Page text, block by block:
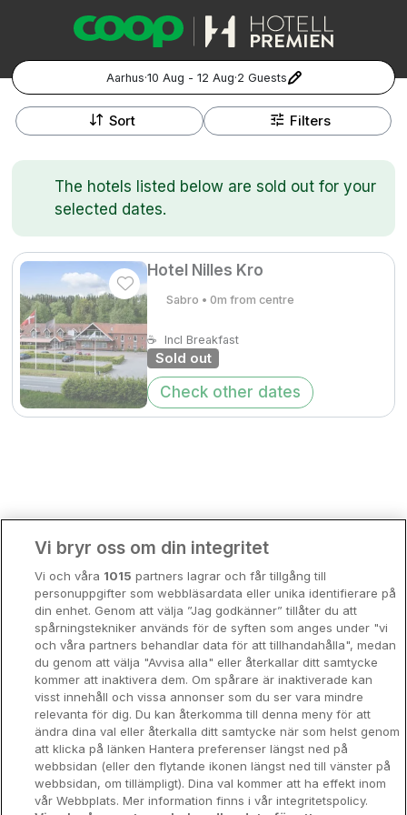
Aarhus·10 Aug - 12 Aug·2 Guests
Popular Destinations:
Stockholm
Göteborg
Malmö
Hela Norge
Oslo
Sort Filters
+
−
The hotels listed below are sold out for your
selected dates.
Hotel Nilles Kro
Sabro • 0m from centre
☕ Incl Breakfast
Sold out
Check other dates
Gift VouchersCoop.seManage Preferences
Registrera ditt hotell
Hotellweekend
Familjerum
Storstadsweekend
Hotellrum under 995 kr
Spahotell
Sydsverige
Om Hotellpremien
Nya hotell
Stadsweekend
Vi bryr oss om din integritet
Vi och våra 1015 partners lagrar och får tillgång till
personuppgifter som webbläsardata eller unika identifierare på
din enhet. Genom att välja ”Jag godkänner” tillåter du att
spårningstekniker används för de syften som anges under "vi
och våra partners behandlar data för att tillhandahålla", medan
du genom att välja "Avvisa alla" eller återkallar ditt samtycke
kommer att inaktivera dem. Om spårare är inaktiverade kan
visst innehåll och vissa annonser som du ser vara mindre
relevanta för dig. Du kan återkomma till denna meny för att
ändra dina val eller återkalla ditt samtycke när som helst genom
att klicka på länken Hantera preferenser längst ned på
webbsidan (eller den flytande ikonen längst ned till vänster på
webbsidan, om tillämpligt). Dina val kommer att ha effekt inom
vår Webbplats. Mer information finns i vår integritetspolicy.